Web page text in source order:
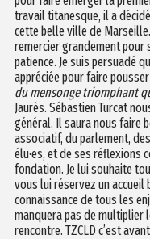
travail titanesque, il a
cette belle ville de
remercier grandement pour
patience. Je suis persuadé
appréciée pour faire
du mensonge triomphant
Jaurès. Sébastien Turcat
général. Il saura nous faire
associatif, du parlement,
élu·es, et de ses réflexions
fondation. Je lui souhaite
vous lui réservez un accueil
connaissance de tous les
manquera pas de multiplier
rencontre. TZCLD c’est